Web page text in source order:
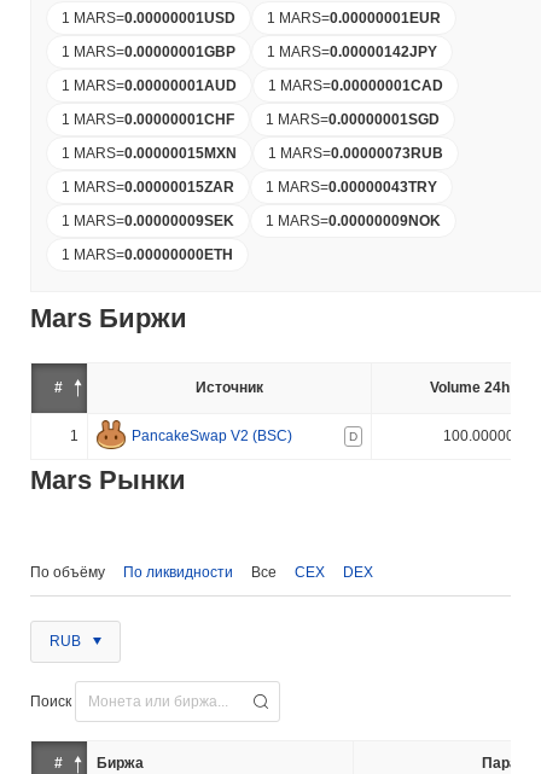
1 MARS=0.00000001USD 1 MARS=0.00000001EUR
1 MARS=0.00000001GBP 1 MARS=0.00000142JPY
1 MARS=0.00000001AUD 1 MARS=0.00000001CAD
1 MARS=0.00000001CHF 1 MARS=0.00000001SGD
1 MARS=0.00000015MXN 1 MARS=0.00000073RUB
1 MARS=0.00000015ZAR 1 MARS=0.00000043TRY
1 MARS=0.00000009SEK 1 MARS=0.00000009NOK
1 MARS=0.00000000ETH
Mars Биржи
# Источник Volume 24h (%)
1 PancakeSwap V2 (BSC) D 100.000000%
Mars Рынки
По объёму По ликвидности Все CEX DEX
RUB
Поиск
# Биржа Пара